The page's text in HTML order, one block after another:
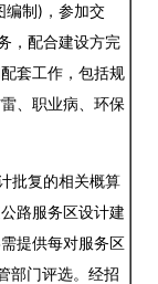
编制)，参加交
，配合建设方完
套工作，包括规
、职业病、环保
批复的相关概算
路服务区设计建
提供每对服务区
部门评选。经招